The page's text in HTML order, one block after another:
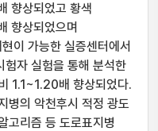
향상되었고 황색
향상되었으며
이 가능한 실증센터에서
험자 실험을 통해 분석한
1.1~1.20배 향상되었다.
병의 악천후시 적정 광도
고리즘 등 도로표지병